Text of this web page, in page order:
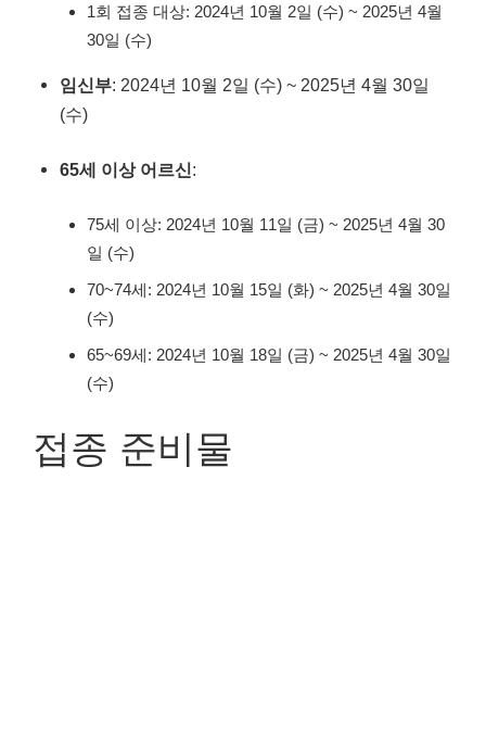
1회 접종 대상: 2024년 10월 2일 (수) ~ 2025년 4월
30일 (수)
임신부: 2024년 10월 2일 (수) ~ 2025년 4월 30일
(수)
65세 이상 어르신:
75세 이상: 2024년 10월 11일 (금) ~ 2025년 4월 30
일 (수)
70~74세: 2024년 10월 15일 (화) ~ 2025년 4월 30일
(수)
65~69세: 2024년 10월 18일 (금) ~ 2025년 4월 30일
(수)
접종 준비물